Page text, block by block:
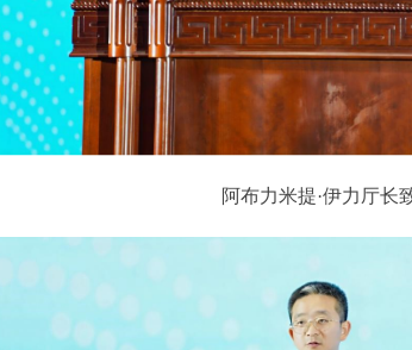
阿布力米提·伊力厅长